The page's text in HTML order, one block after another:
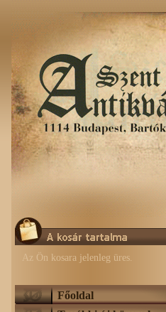
Az Ön kosara jelenleg üres.
Főoldal